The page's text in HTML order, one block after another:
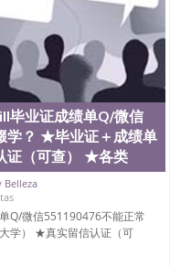
办理国外毕业证价
询QQ微信551190476
551190476办国外可
买真文凭可信吗QQ
询机构QQ微信
微信551190476如何
海外文凭认证办理
大学（San Jose State
学”）成立于1857
久的大学之一，也是美
何塞市San Jose中
于加利福尼亚州的著
就业率，全美名列前
术氛围，杰出的本科
选为全美50强公立综
毕业证成绩单Q/微信
学？ ★毕业证＋成绩单
证（可查） ★各类
Belleza
Q/微信551190476不能正常
学） ★真实留信认证（可